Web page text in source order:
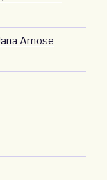
Amose